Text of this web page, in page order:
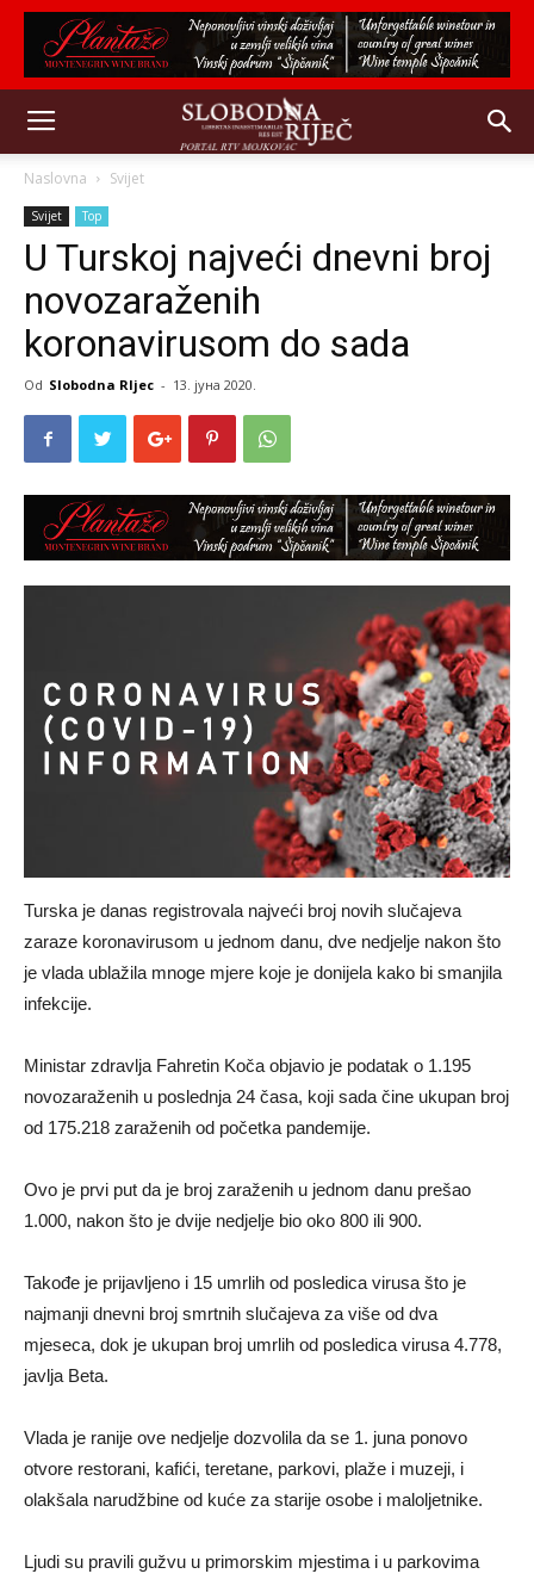
Naslovna Svijet
Svijet Top
U Turskoj najveći dnevni broj
novozaraženih
koronavirusom do sada
Od Slobodna RIjec - 13. јуна 2020.
Turska je danas registrovala najveći broj novih slučajeva
zaraze koronavirusom u jednom danu, dve nedjelje nakon što
je vlada ublažila mnoge mjere koje je donijela kako bi smanjila
infekcije.
Ministar zdravlja Fahretin Koča objavio je podatak o 1.195
novozaraženih u poslednja 24 časa, koji sada čine ukupan broj
od 175.218 zaraženih od početka pandemije.
Ovo je prvi put da je broj zaraženih u jednom danu prešao
1.000, nakon što je dvije nedjelje bio oko 800 ili 900.
Takođe je prijavljeno i 15 umrlih od posledica virusa što je
najmanji dnevni broj smrtnih slučajeva za više od dva
mjeseca, dok je ukupan broj umrlih od posledica virusa 4.778,
javlja Beta.
Vlada je ranije ove nedjelje dozvolila da se 1. juna ponovo
otvore restorani, kafići, teretane, parkovi, plaže i muzeji, i
olakšala narudžbine od kuće za starije osobe i maloljetnike.
Ljudi su pravili gužvu u primorskim mjestima i u parkovima